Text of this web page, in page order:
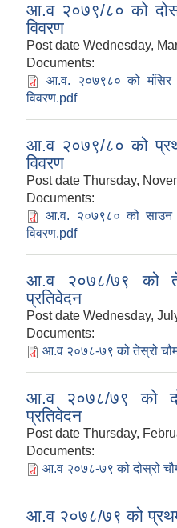
आ.व २०७९/८० को
विवरण
Post date Wednesday,
Documents:
आ.व. २०७९८० को मंसिर
विवरण.pdf
आ.व २०७९/८० को
विवरण
Post date Thursday,
Documents:
आ.व. २०७९८० को साउन
विवरण.pdf
आ.व २०७८/७९ को
प्रतिवेदन
Post date Wednesday,
Documents:
आ.व २०७८-७९ को तेस्रो
आ.व २०७८/७९ को
प्रतिवेदन
Post date Thursday,
Documents:
आ.व २०७८-७९ को दोस्रो
आ.व २०७८/७९ को